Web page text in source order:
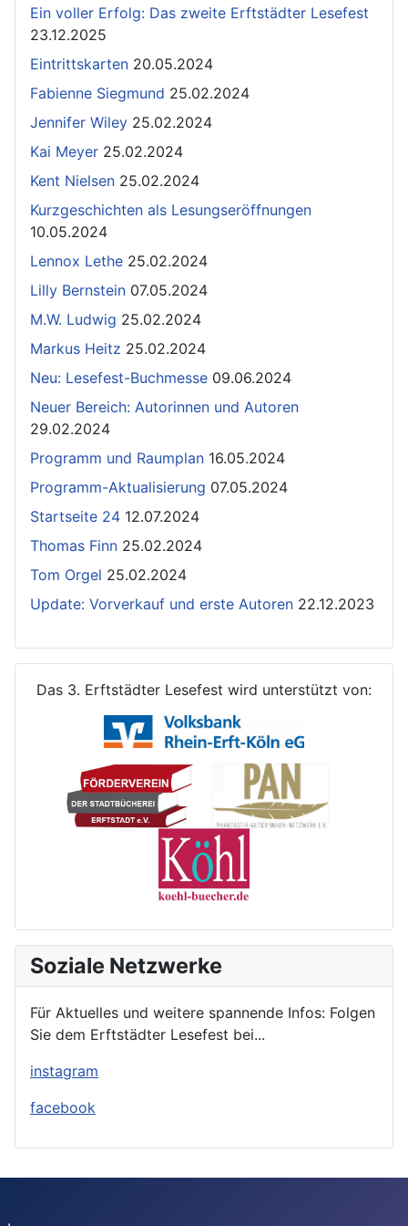
Soziale Netzwerke
Für Aktuelles und weitere spannende Infos: Folgen
Sie dem Erftstädter Lesefest bei...
instagram
facebook
Ein voller Erfolg: Das zweite Erftstädter Lesefest
23.12.2025
Eintrittskarten 20.05.2024
Fabienne Siegmund 25.02.2024
Jennifer Wiley 25.02.2024
Kai Meyer 25.02.2024
Kent Nielsen 25.02.2024
Kurzgeschichten als Lesungseröffnungen
10.05.2024
Lennox Lethe 25.02.2024
Lilly Bernstein 07.05.2024
M.W. Ludwig 25.02.2024
Markus Heitz 25.02.2024
Neu: Lesefest-Buchmesse 09.06.2024
Neuer Bereich: Autorinnen und Autoren
29.02.2024
Programm und Raumplan 16.05.2024
Programm-Aktualisierung 07.05.2024
Startseite 24 12.07.2024
Thomas Finn 25.02.2024
Tom Orgel 25.02.2024
Update: Vorverkauf und erste Autoren 22.12.2023
Das 3. Erftstädter Lesefest wird unterstützt von: